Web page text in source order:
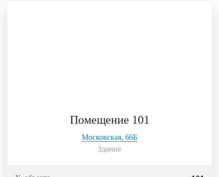
Помещение 101
Московская, 66Б
Здание